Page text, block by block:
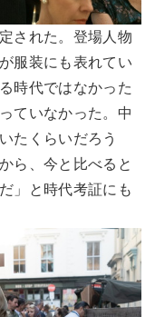
された。登場人物
服装にも表れてい
時代ではなかった
ていなかった。中
たくらいだろう
ら、今と比べると
」と時代考証にも